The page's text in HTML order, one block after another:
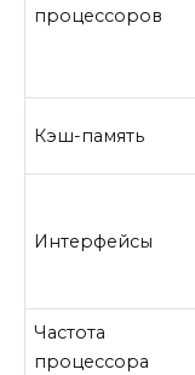
процессоров
Кэш-память
Интерфейсы
Частота
процессора